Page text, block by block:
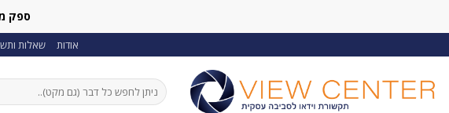
ספק
אודות שאלות
חיפוש
עבור: